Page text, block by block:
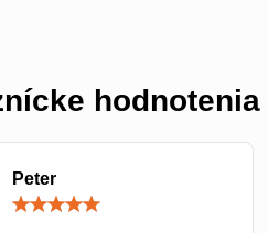
hodnotenia
Peter